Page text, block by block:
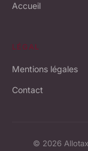
Accueil
LÉGAL
Mentions légales
Contact
© 2026